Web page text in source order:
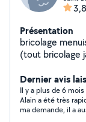
Présentation
bricolage menuiserie ,carrelage, plomberie, placo,etc
(tout bricolage jardinage tout a part l'électricité. ) et
Dernier avis
Il y a plus de 6 mois
Alain a été très
ma demande, il a